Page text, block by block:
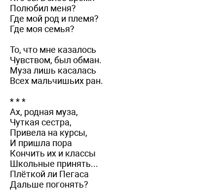
Полюбил меня?
Где мой род и племя?
Где моя семья?
То, что мне казалось
Чувством, был обман.
Муза лишь касалась
Всех мальчишьих ран.
* * *
Ах, родная муза,
Чуткая сестра,
Привела на курсы,
И пришла пора
Кончить их и классы
Школьные принять...
Плёткой ли Пегаса
Дальше погонять?